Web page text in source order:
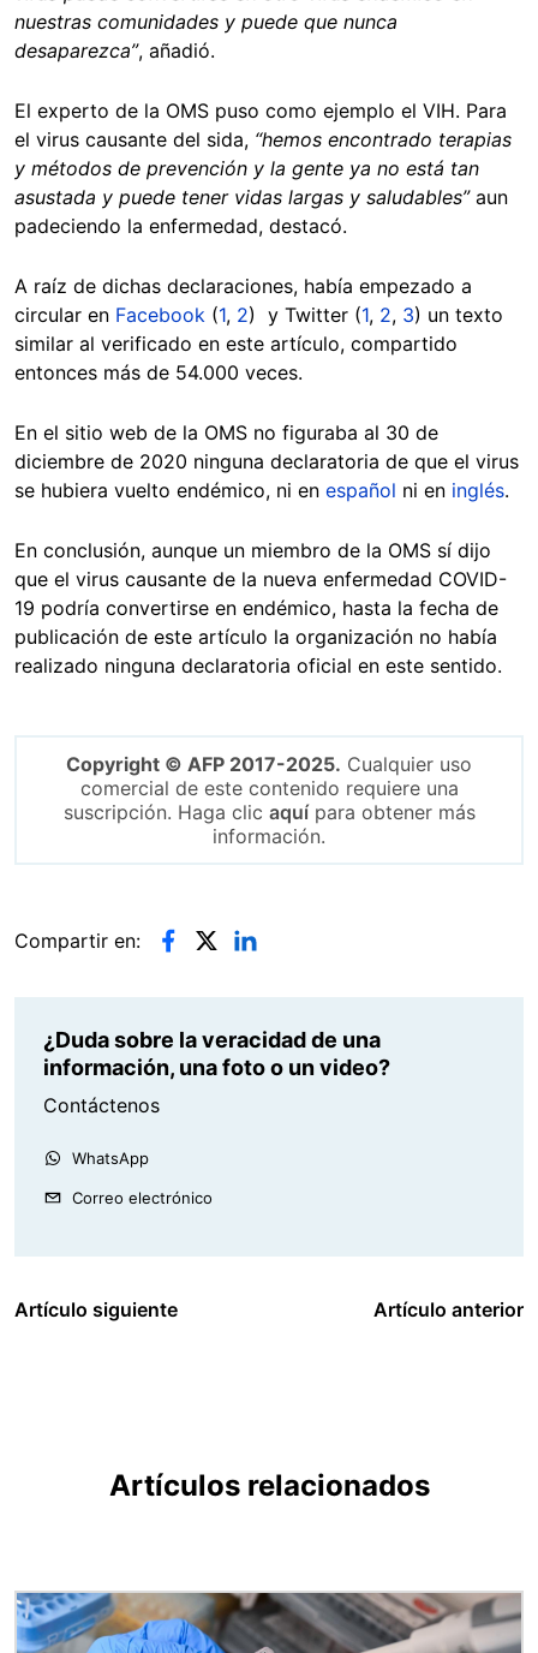
nuestras comunidades y puede que nunca
desaparezca”, añadió.
El experto de la OMS puso como ejemplo el VIH. Para
el virus causante del sida, “hemos encontrado terapias
y métodos de prevención y la gente ya no está tan
asustada y puede tener vidas largas y saludables”aun
padeciendo la enfermedad, destacó.
A raíz de dichas declaraciones, había empezado a
circular en Facebook (1, 2) y Twitter (1, 2, 3) un texto
similar al verificado en este artículo, compartido
entonces más de 54.000 veces.
En el sitio web de la OMS no figuraba al 30 de
diciembre de 2020 ninguna declaratoria de que el virus
se hubiera vuelto endémico, ni en español ni en inglés.
En conclusión, aunque un miembro de la OMS sí dijo
que el virus causante de la nueva enfermedad COVID-
19 podría convertirse en endémico, hasta la fecha de
publicación de este artículo la organización no había
realizado ninguna declaratoria oficial en este sentido.
Copyright © AFP 2017-2025. Cualquier uso
comercial de este contenido requiere una
suscripción. Haga clic aquípara obtener más
información.
Compartir en:
¿Duda sobre la veracidad de una
información, una foto o un video?
Contáctenos
WhatsApp
Correo electrónico
Artículo siguiente Artículo anterior
Artículos relacionados
Imagen